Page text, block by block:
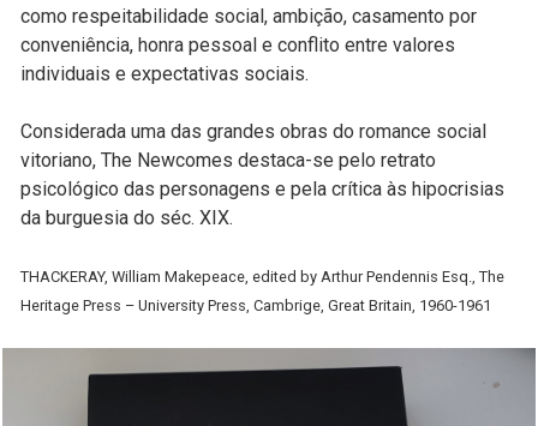
como respeitabilidade social, ambição, casamento por
conveniência, honra pessoal e conflito entre valores
individuais e expectativas sociais.
Considerada uma das grandes obras do romance social
vitoriano, The Newcomes destaca-se pelo retrato
psicológico das personagens e pela crítica às hipocrisias
da burguesia do séc. XIX.
THACKERAY, William Makepeace, edited by Arthur Pendennis Esq., The
Heritage Press – University Press, Cambrige, Great Britain, 1960-1961